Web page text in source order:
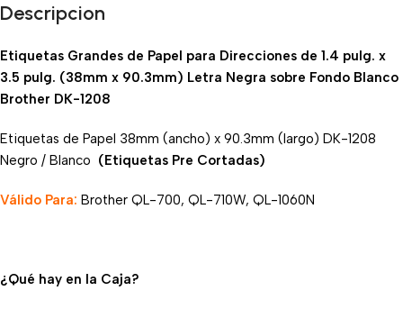
Descripcion
Etiquetas Grandes de Papel para Direcciones de 1.4 pulg. x
3.5 pulg. (38mm x 90.3mm) Letra Negra sobre Fondo Blanco
Brother DK-1208
Etiquetas de Papel 38mm (ancho) x 90.3mm (largo) DK-1208
Negro / Blanco (Etiquetas Pre Cortadas)
Válido Para: Brother QL-700, QL-710W, QL-1060N
¿Qué hay en la Caja?